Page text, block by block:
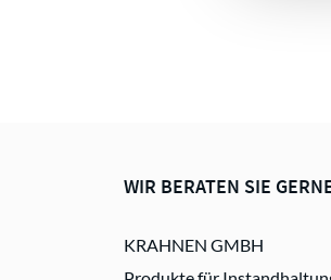
WIR BERATEN SIE
KRAHNEN GMBH